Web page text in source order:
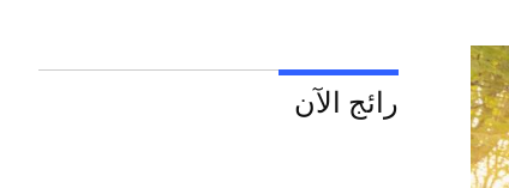
رائج الآن